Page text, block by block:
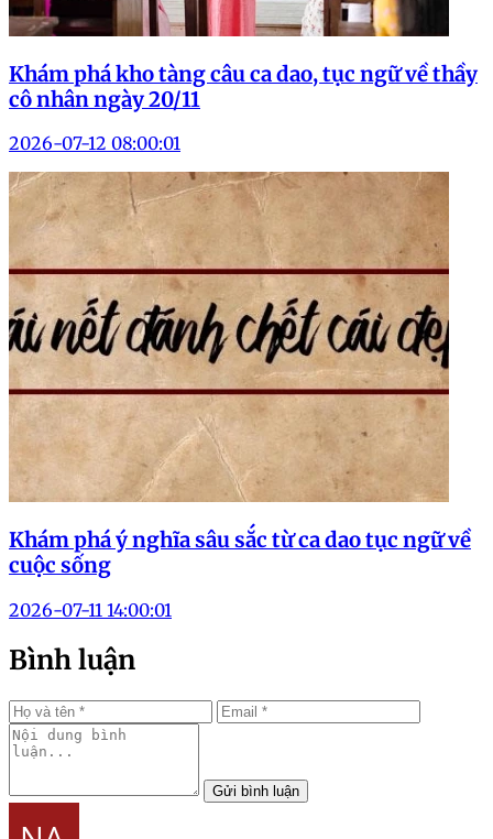
Khám phá kho tàng câu ca dao, tục ngữ về thầy
cô nhân ngày 20/11
2026-07-12 08:00:01
Khám phá ý nghĩa sâu sắc từ ca dao tục ngữ về
cuộc sống
2026-07-11 14:00:01
Bình luận
Gửi bình luận